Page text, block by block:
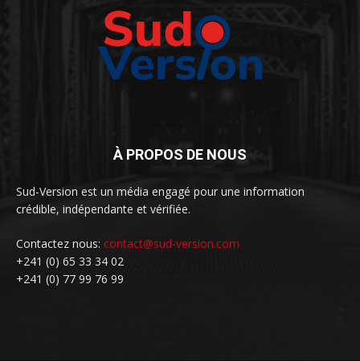
À PROPOS DE NOUS
Sud-Version est un média engagé pour une information
crédible, indépendante et vérifiée.
Contactez nous: contact@sud-version.com
+241 (0) 65 33 34 02
+241 (0) 77 99 76 99